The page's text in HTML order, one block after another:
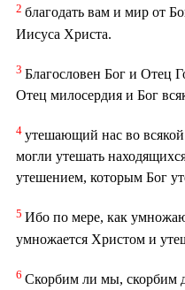
2 благодать вам и мир от
Иисуса Христа.
3 Благословен Бог и Отец
Отец милосердия и Бог
4 утешающий нас во
могли утешать
утешением, которым Бог
5 Ибо по мере, как
умножается Христом и
6 Скорбим ли мы, скорбим